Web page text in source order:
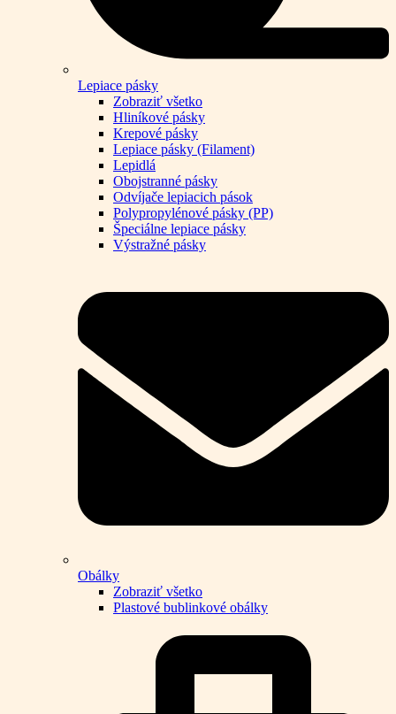
Lepiace pásky
Zobraziť všetko
Hliníkové pásky
Krepové pásky
Lepiace pásky (Filament)
Lepidlá
Obojstranné pásky
Odvíjače lepiacich pások
Polypropylénové pásky (PP)
Špeciálne lepiace pásky
Výstražné pásky
Obálky
Zobraziť všetko
Plastové bublinkové obálky